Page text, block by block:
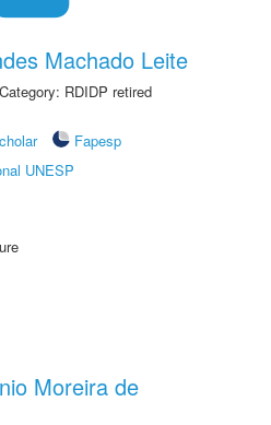
Machado Leite
RDIDP retired
Fapesp
UNESP
Moreira de